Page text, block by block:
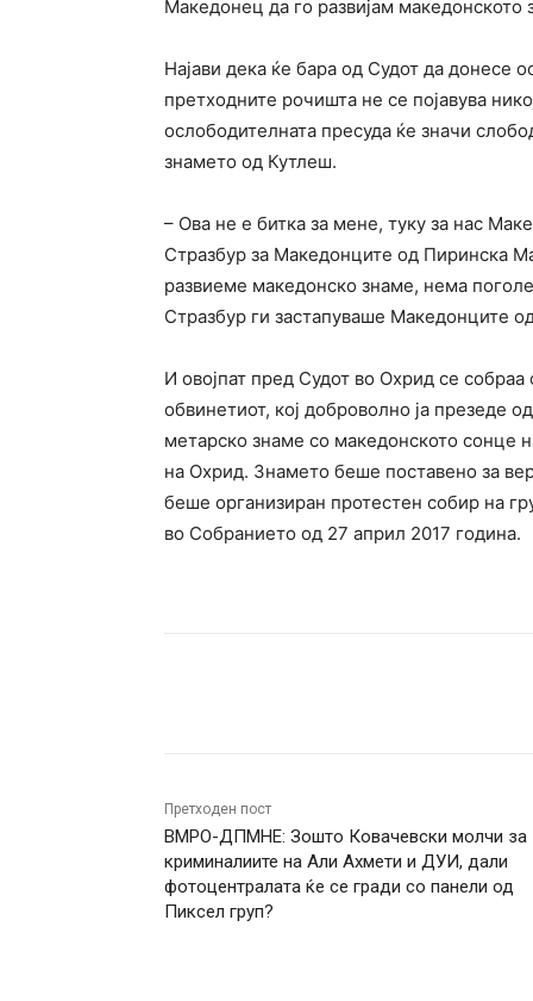
Македонец да го развијам македонското
Најави дека ќе бара од Судот да донесе
претходните рочишта не се појавува
ослободителната пресуда ќе значи
знамето од Кутлеш.
– Ова не е битка за мене, туку за нас
Стразбур за Македонците од Пиринска
развиеме македонско знаме, нема
Стразбур ги застапуваше Македонците
И овојпат пред Судот во Охрид се
обвинетиот, кој доброволно ја презеде
метарско знаме со македонското сонце
на Охрид. Знамето беше поставено за
беше организиран протестен собир на
во Собранието од 27 април 2017 година.
Претходен пост
ВМРО-ДПМНЕ: Зошто Ковачевски молчи за
криминалиите на Али Ахмети и ДУИ, дали
фотоцентралата ќе се гради со панели од
Пиксел груп?